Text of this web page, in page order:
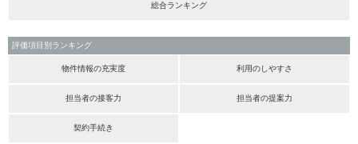
総合ランキング
評価項目別ランキング
物件情報の充実度 利用のしやすさ
担当者の接客力 担当者の提案力
契約手続き